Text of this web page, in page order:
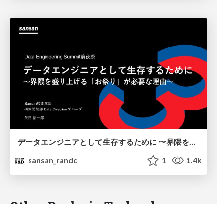
データエンジニアとして生存するために 〜界隈を盛り上げる「お祭り」が必要な理由〜 / data_summit_findy_Session_1
sansan_randd
1 1.4k